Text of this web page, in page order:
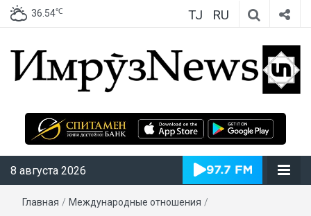
36.54℃ TJ RU
ИмрӯзNews
8 августа 2026
Главная / Международные отношения /